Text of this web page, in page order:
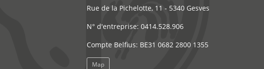
Rue de la Pichelotte, 11 - 5340 Gesves
N° d'entreprise: 0414.528.906
Compte Belfius: BE31 0682 2800 1355
Map